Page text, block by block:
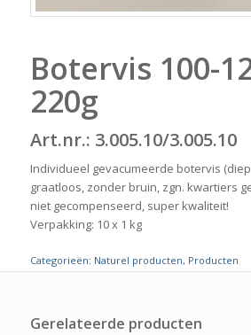
Botervis 100-
220g
Art.nr.: 3.005.10/3.005.10
Individueel gevacumeerde botervis
graatloos, zonder bruin, zgn. kwartiers
niet gecompenseerd, super kwaliteit!
Verpakking: 10 x 1 kg
Categorieën: Naturel producten, Producten
Gerelateerde producten